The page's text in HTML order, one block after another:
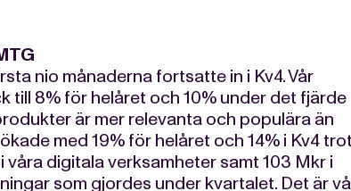
nio månaderna fortsatte in i Kv4. Vår
till 8% för helåret och 10% under det fjärde
är mer relevanta och populära än
med 19% för helåret och 14% i Kv4
digitala verksamheter samt 103 Mkr i
som gjordes under kvartalet. Det är